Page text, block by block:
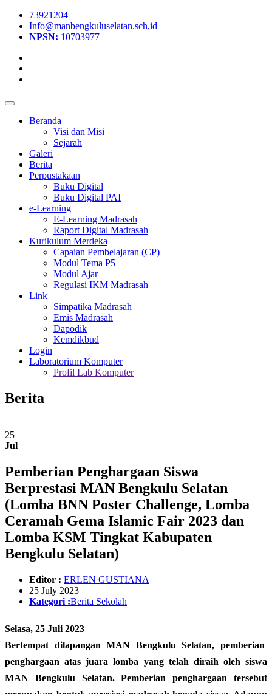
73921204
Info@manbengkuluselatan.sch,id
NPSN: 10703977
Beranda
Visi dan Misi
Sejarah
Galeri
Berita
Perpustakaan
Buku Digital
Buku Digital PAI
e-Learning
E-Learning Madrasah
Raport Digital Madrasah
Kurikulum Merdeka
Capaian Pembelajaran (CP)
Modul Tema P5
Modul Ajar
Regulasi IKM Madrasah
Link
Simpatika Madrasah
Emis Madrasah
Dapodik
Kemdikbud
Login
Laboratorium Komputer
Profil Lab Komputer
Berita
25
Jul
Pemberian Penghargaan Siswa
Berprestasi MAN Bengkulu Selatan
(Lomba BNN Poster Challenge, Lomba
Ceramah Gema Islamic Fair 2023 dan
Lomba KSM Tingkat Kabupaten
Bengkulu Selatan)
Editor : ERLEN GUSTIANA
25 July 2023
Kategori :Berita Sekolah
Selasa, 25 Juli 2023
Bertempat dilapangan MAN Bengkulu Selatan, pemberian
penghargaan atas juara lomba yang telah diraih oleh siswa
MAN Bengkulu Selatan. Pemberian penghargaan tersebut